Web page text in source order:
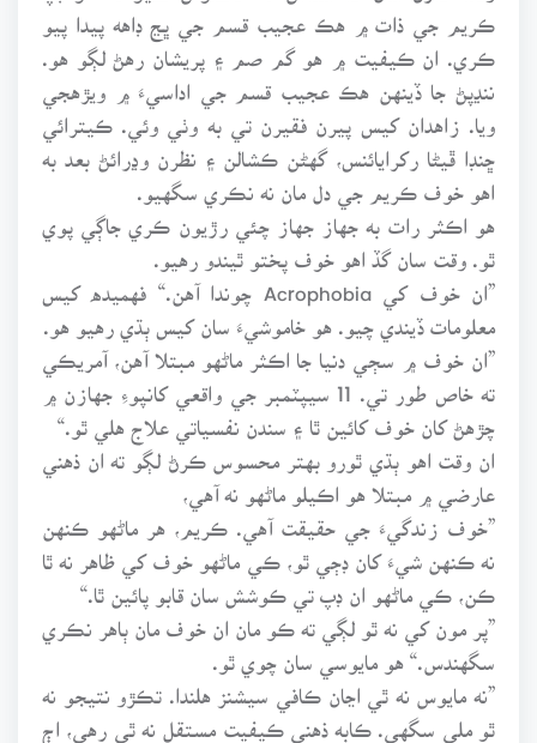
ڪريم جي ذات ۾ هڪ عجيب قسم جي ڀڃ ڊاهه پيدا پيو
ڪري. ان ڪيفيت ۾ هو گم صم ۽ پريشان رهڻ لڳو هو.
ننڍپڻ جا ڏينهن هڪ عجيب قسم جي اداسيءَ ۾ ويڙهجي
ويا. زاهدان کيس پيرن فقيرن تي به وٺي وئي. ڪيترائي
ڇنڊا ڦيڻا رکرايائنس، گهڻن ڪشالن ۽ نظرن وڍرائڻ بعد به
اهو خوف ڪريم جي دل مان نه نڪري سگهيو.
هو اڪثر رات به جهاز جهاز چئي رڙيون ڪري جاڳي پوي
ٿو. وقت سان گڏ اهو خوف پختو ٿيندو رهيو.
”ان خوف کي Acrophobia چوندا آهن.“ فهميده کيس
معلومات ڏيندي چيو. هو خاموشيءَ سان کيس ٻڌي رهيو هو.
”ان خوف ۾ سڄي دنيا جا اڪثر ماڻهو مبتلا آهن، آمريڪي
ته خاص طور تي. 11 سيپٽمبر جي واقعي کانپوءِ جهازن ۾
چڙهڻ کان خوف کائين ٿا ۽ سندن نفسياتي علاج هلي ٿو.“
ان وقت اهو ٻڌي ٿورو بهتر محسوس ڪرڻ لڳو ته ان ذهني
عارضي ۾ مبتلا هو اڪيلو ماڻهو نه آهي،
”خوف زندگيءَ جي حقيقت آهي. ڪريم، هر ماڻهو ڪنهن
نه ڪنهن شيءَ کان ڊڄي ٿو، ڪي ماڻهو خوف کي ظاهر نه ٿا
ڪن، ڪي ماڻهو ان ڊپ تي ڪوشش سان قابو پائين ٿا.“
”پر مون کي نه ٿو لڳي ته ڪو مان ان خوف مان ٻاهر نڪري
سگهندس.“ هو مايوسي سان چوي ٿو.
”نه مايوس نه ٿي اڃان ڪافي سيشنز هلندا. تڪڙو نتيجو نه
ٿو ملي سگهي. ڪابه ذهني ڪيفيت مستقل نه ٿي رهي، اڄ